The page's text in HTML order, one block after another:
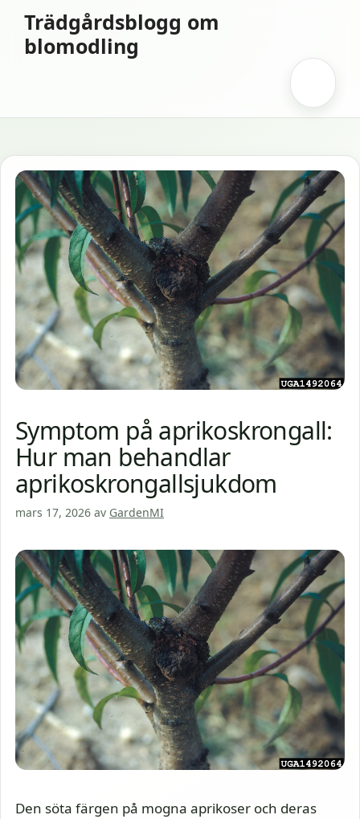
innehåll
Trädgårdsblogg om
blomodling
Symptom på aprikoskrongall:
Hur man behandlar
aprikoskrongallsjukdom
mars 17, 2026 av GardenMI
Den söta färgen på mogna aprikoser och deras